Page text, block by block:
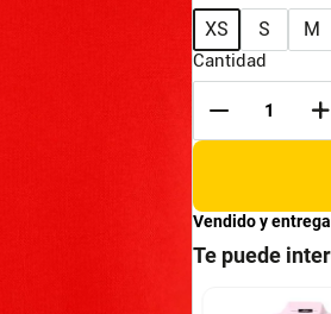
XS S M
Cantidad
Vendido y
Te puede